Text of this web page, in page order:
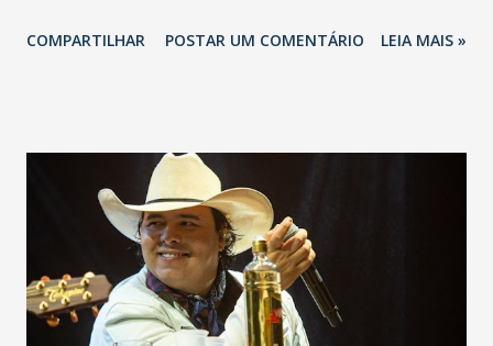
período: poder trabalhar pertinho da sua filha, a Beatriz,
Cearense de Magistrados (ACM), que autoriza o trabalho
remoto por seis meses para as mães magistradas logo
após a licença maternidade. De acordo com a juíza Leila, sua
bebê ainda requer a atenção da mãe por perto, além de ter
ainda muita sede por leite materno: “ela não quer saber de
outra forma de se alimentar, mesmo após o período
COMPARTILHAR POSTAR UM COMENTÁRIO LEIA MAIS »